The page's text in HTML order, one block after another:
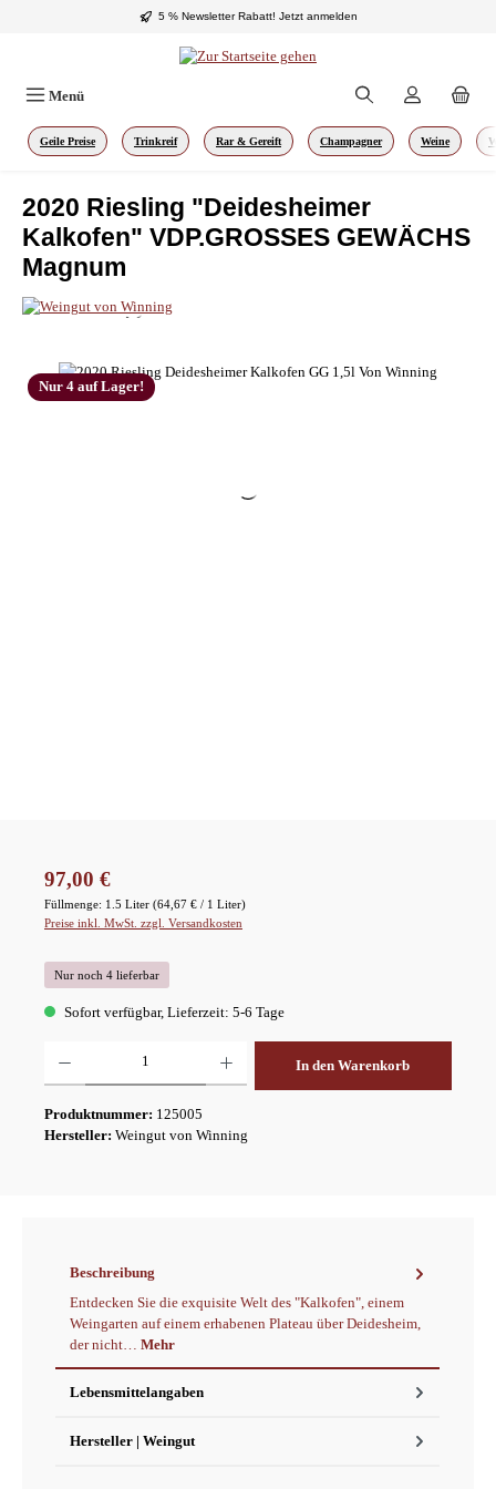
Zum Hauptinhalt springen5 % Newsletter Rabatt! Jetzt anmelden
Menü
Geile Preise Trinkreif Rar & Gereift Champagner Weine
2020 Riesling "Deidesheimer
Kalkofen" VDP.GROSSES GEWÄCHS
Magnum
Bildergalerie überspringen
Nur 4 auf Lager!
Regulärer Preis:
97,00 €
Füllmenge: 1.5 Liter (64,67 € / 1 Liter)
Preise inkl. MwSt. zzgl. Versandkosten
Nur noch 4 lieferbar
Sofort verfügbar, Lieferzeit: 5-6 Tage
In den Warenkorb
Produktnummer: 125005
Hersteller: Weingut von Winning
Beschreibung
Entdecken Sie die exquisite Welt des "Kalkofen", einem
Weingarten auf einem erhabenen Plateau über Deidesheim,
der nicht… Mehr
Lebensmittelangaben
Hersteller | Weingut